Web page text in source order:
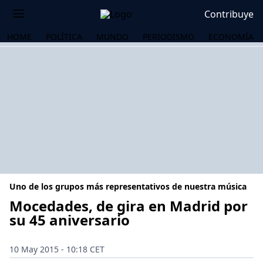
Contribuye
HOME POLÍTICA MUNDO PERIODISMO ECONOMÍA
Uno de los grupos más representativos de nuestra música
Mocedades, de gira en Madrid por
su 45 aniversario
10 May 2015 - 10:18 CET